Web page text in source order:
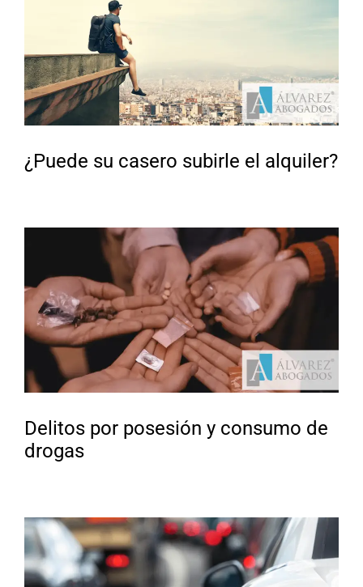
¿Puede su casero subirle el alquiler?
Delitos por posesión y consumo de
drogas